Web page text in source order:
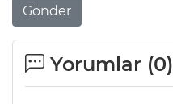
Gönder
Yorumlar (0)